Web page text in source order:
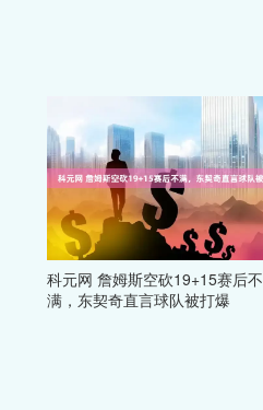
科元网 詹姆斯空砍19+15赛后不
满，东契奇直言球队被打爆